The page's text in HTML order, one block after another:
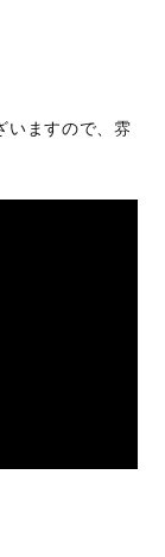
いますので、雰